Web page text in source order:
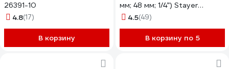
26391-10
4.8(17)
В корзину
мм; 48 мм; 1/4”) Stayer
26390-10
4.5(49)
В корзину по 5